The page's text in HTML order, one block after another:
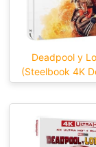
Deadpool y
(Steelbook 4K